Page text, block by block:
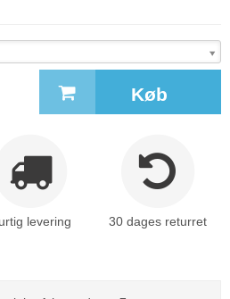
Køb
levering 30 dages returret